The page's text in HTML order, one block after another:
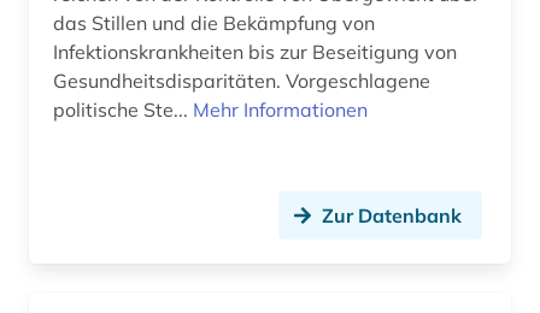
freud (1)
gebärdensprache (1)
das Stillen und die Bekämpfung von
Infektionskrankheiten bis zur Beseitigung von
Gesundheitsdisparitäten. Vorgeschlagene
politische Ste... Mehr Informationen
Zur Datenbank